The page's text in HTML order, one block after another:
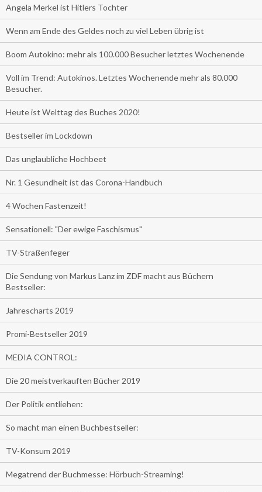
Angela Merkel ist Hitlers Tochter
Wenn am Ende des Geldes noch zu viel Leben übrig ist
Boom Autokino: mehr als 100.000 Besucher letztes Wochenende
Voll im Trend: Autokinos. Letztes Wochenende mehr als 80.000
Besucher.
Heute ist Welttag des Buches 2020!
Bestseller im Lockdown
Das unglaubliche Hochbeet
Nr. 1 Gesundheit ist das Corona-Handbuch
4 Wochen Fastenzeit!
Sensationell: "Der ewige Faschismus"
TV-Straßenfeger
Die Sendung von Markus Lanz im ZDF macht aus Büchern
Bestseller:
Jahrescharts 2019
Promi-Bestseller 2019
MEDIA CONTROL:
Die 20 meistverkauften Bücher 2019
Der Politik entliehen:
So macht man einen Buchbestseller:
TV-Konsum 2019
Megatrend der Buchmesse: Hörbuch-Streaming!